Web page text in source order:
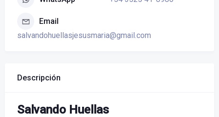
Email
salvandohuellasjesusmaria@gmail.com
Descripción
Salvando Huellas